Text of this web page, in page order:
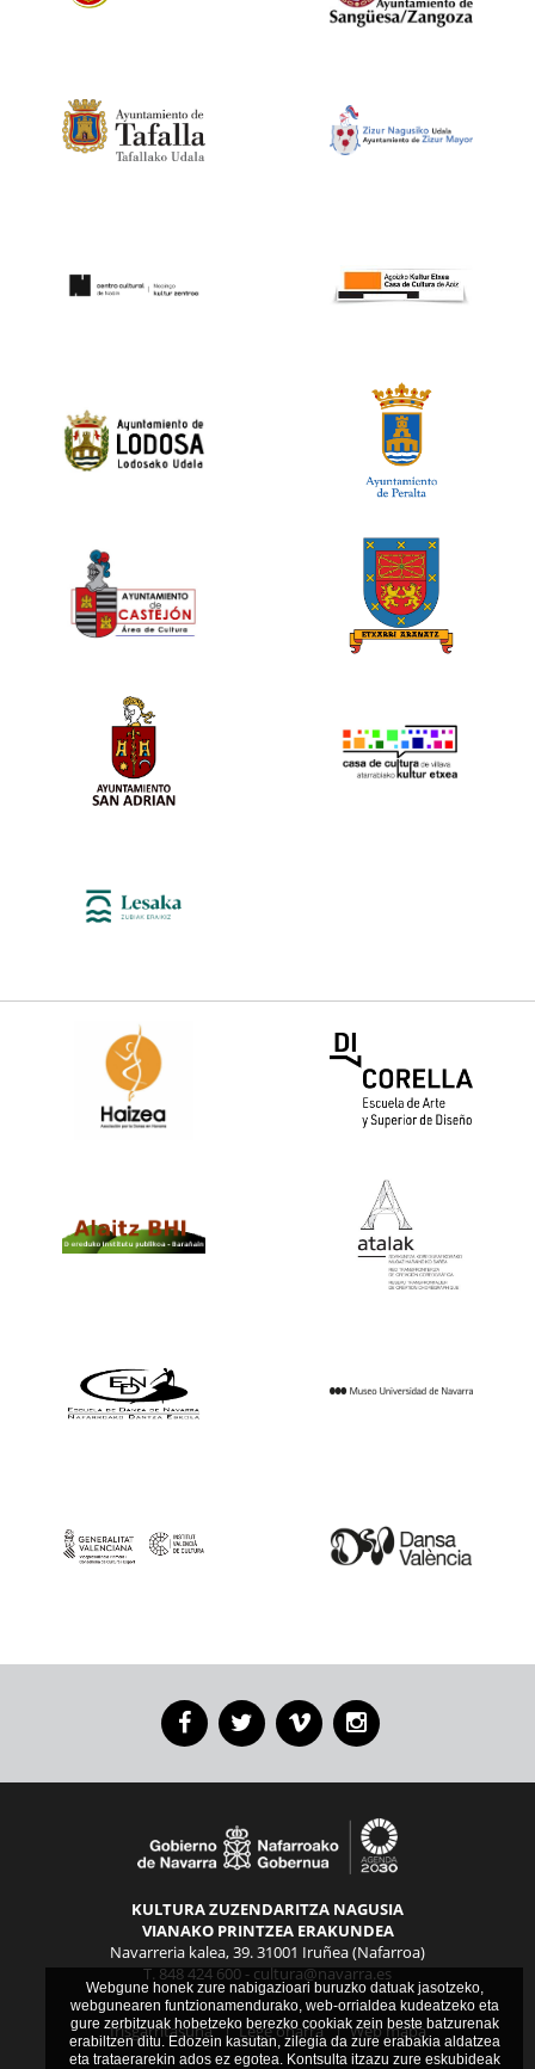
Webgune honek zure nabigazioari buruzko datuak jasotzeko,
webgunearen funtzionamendurako, web-orrialdea kudeatzeko eta
gure zerbitzuak hobetzeko berezko cookiak zein beste batzurenak
erabiltzen ditu. Edozein kasutan, zilegia da zure erabakia aldatzea
eta trataerarekin ados ez egotea. Kontsulta itzazu zure eskubideak
FacebookTwitterVimeoInstagram
KULTURA ZUZENDARITZA NAGUSIA
VIANAKO PRINTZEA ERAKUNDEA
Navarreria kalea, 39. 31001 Iruñea (Nafarroa)
T. 848 424 600 -cultura@navarra.es
Irisgarritasuna|Lege oharra|Web mapa